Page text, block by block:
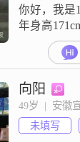
你好，我是
年身高
3001到
作
##3002##
靠，做事踏
家都说我成
静处理
候，我始终
向阳
49岁  |  安徽
未填写